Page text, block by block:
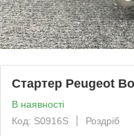
Стартер Peugeot
В наявності
Код: S0916S
Роздріб